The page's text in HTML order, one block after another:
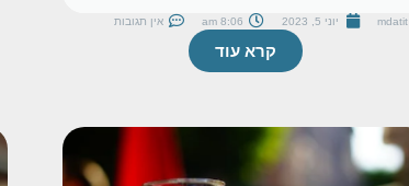
mdatit יוני 5, 2023 8:06 am אין תגובות
קרא עוד